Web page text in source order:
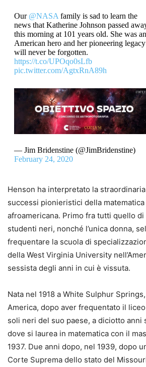
Our @NASA family is sad to learn the
news that Katherine Johnson passed
this morning at 101 years old. She was an
American hero and her pioneering legacy
will never be forgotten.
https://t.co/UPOqo0sLfb
pic.twitter.com/AgtxRnA89h
— Jim Bridenstine (@JimBridenstine)
February 24, 2020
Henson ha interpretato la
successi pionieristici della
afroamericana. Primo fra tutti quello
studenti neri, nonché l’unica donna,
frequentare la scuola di
della West Virginia University
sessista degli anni in cui è vissuta.
Nata nel 1918 a White Sulphur
America, dopo aver frequentato il
soli neri del suo paese, a diciotto anni
dove si laurea in matematica con il
1937. Due anni dopo, nel 1939, dopo
Corte Suprema dello stato del